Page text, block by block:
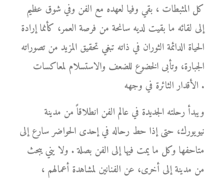
كل المثبطات ، بقي وفيا لعهده مع الفن وفي شوق عظيم
إلى لقائه ما بقيت لديه سانحة من فرصة العمر، كأنما إرادة
الحياة الدائمة الثوران في ذاته تبغي تحقيق المزيد من تصوراته
الجبارة، وتأبى الخضوع للضعف والاستسلام لمعاكسات
الأقدار الثائرة في وجهه .
ويبدأ رحلته الجديدة في عالم الفن انطلاقاً من مدينة
نيويورك، حتى إذا حط رحاله في إحدى الحواضر سارع إلى
متاحفها وكل ما يمت فيها إلى الفن بصلة . ولا يني يبحث
من مدينة إلى أخرى، عن الفنانين لمشاهدة أعمالهم ،